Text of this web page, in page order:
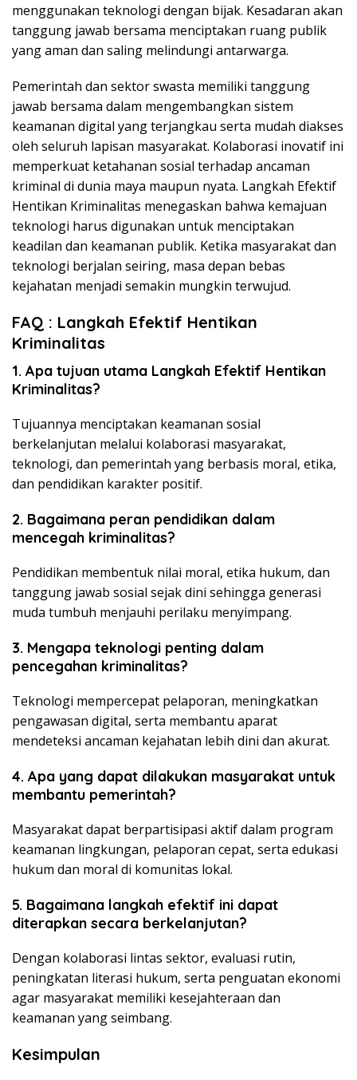
menggunakan teknologi dengan bijak. Kesadaran akan
tanggung jawab bersama menciptakan ruang publik
yang aman dan saling melindungi antarwarga.
Pemerintah dan sektor swasta memiliki tanggung
jawab bersama dalam mengembangkan sistem
keamanan digital yang terjangkau serta mudah diakses
oleh seluruh lapisan masyarakat. Kolaborasi inovatif ini
memperkuat ketahanan sosial terhadap ancaman
kriminal di dunia maya maupun nyata. Langkah Efektif
Hentikan Kriminalitas menegaskan bahwa kemajuan
teknologi harus digunakan untuk menciptakan
keadilan dan keamanan publik. Ketika masyarakat dan
teknologi berjalan seiring, masa depan bebas
kejahatan menjadi semakin mungkin terwujud.
FAQ : Langkah Efektif Hentikan
Kriminalitas
1. Apa tujuan utama Langkah Efektif Hentikan
Kriminalitas?
Tujuannya menciptakan keamanan sosial
berkelanjutan melalui kolaborasi masyarakat,
teknologi, dan pemerintah yang berbasis moral, etika,
dan pendidikan karakter positif.
2. Bagaimana peran pendidikan dalam
mencegah kriminalitas?
Pendidikan membentuk nilai moral, etika hukum, dan
tanggung jawab sosial sejak dini sehingga generasi
muda tumbuh menjauhi perilaku menyimpang.
3. Mengapa teknologi penting dalam
pencegahan kriminalitas?
Teknologi mempercepat pelaporan, meningkatkan
pengawasan digital, serta membantu aparat
mendeteksi ancaman kejahatan lebih dini dan akurat.
4. Apa yang dapat dilakukan masyarakat untuk
membantu pemerintah?
Masyarakat dapat berpartisipasi aktif dalam program
keamanan lingkungan, pelaporan cepat, serta edukasi
hukum dan moral di komunitas lokal.
5. Bagaimana langkah efektif ini dapat
diterapkan secara berkelanjutan?
Dengan kolaborasi lintas sektor, evaluasi rutin,
peningkatan literasi hukum, serta penguatan ekonomi
agar masyarakat memiliki kesejahteraan dan
keamanan yang seimbang.
Kesimpulan